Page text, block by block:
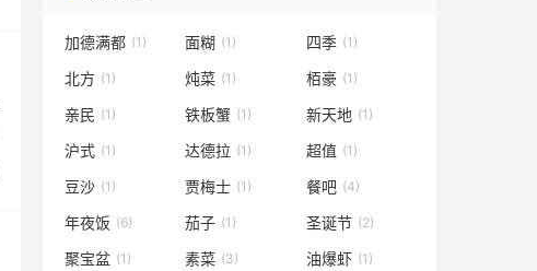
加德满都 (1) 面糊 (1) 四季 (1)
北方 (1) 炖菜 (1) 栢豪 (1)
亲民 (1) 铁板蟹 (1) 新天地 (1)
沪式 (1) 达德拉 (1) 超值 (1)
豆沙 (1) 贾梅士 (1) 餐吧 (4)
年夜饭 (6) 茄子 (1) 圣诞节 (2)
聚宝盆 (1) 素菜 (3) 油爆虾 (1)